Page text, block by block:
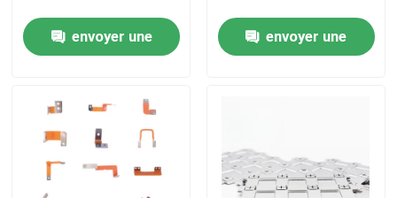
Produits
envoyer une envoyer une